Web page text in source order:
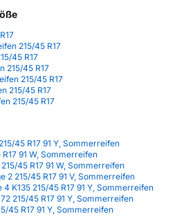
215/45 R17
45 R17
215/45 R17
215/45 R17
215/45 R17
215/45 R17
45 R17 91 Y, Sommerreifen
91 W, Sommerreifen
45 R17 91 W, Sommerreifen
2 215/45 R17 91 V, Sommerreifen
K135 215/45 R17 91 Y, Sommerreifen
215/45 R17 91 Y, Sommerreifen
45 R17 91 Y, Sommerreifen